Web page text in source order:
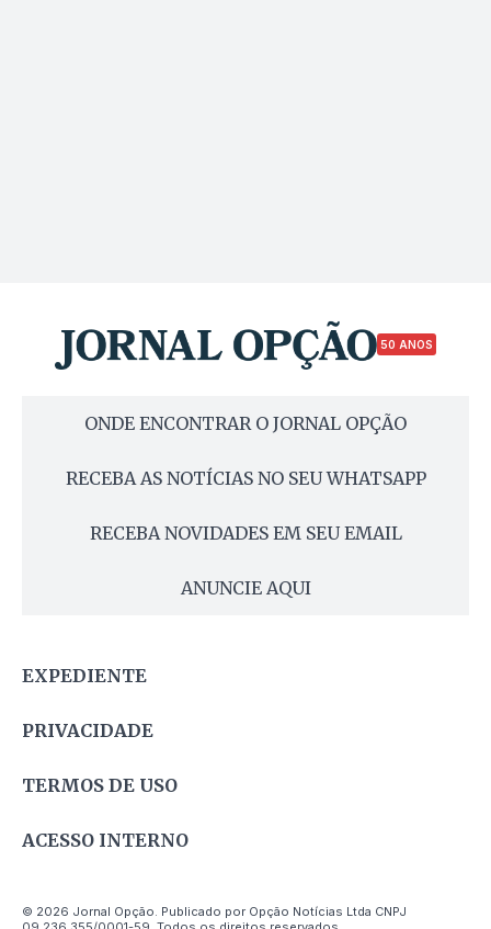
50 ANOS
ONDE ENCONTRAR O JORNAL OPÇÃO
RECEBA AS NOTÍCIAS NO SEU WHATSAPP
RECEBA NOVIDADES EM SEU EMAIL
ANUNCIE AQUI
EXPEDIENTE
PRIVACIDADE
TERMOS DE USO
ACESSO INTERNO
© 2026 Jornal Opção. Publicado por Opção Notícias Ltda CNPJ